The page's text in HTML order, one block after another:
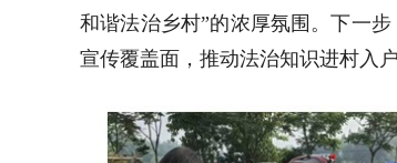
和谐法治乡村”的浓厚氛围。下一
宣传覆盖面，推动法治知识进村入